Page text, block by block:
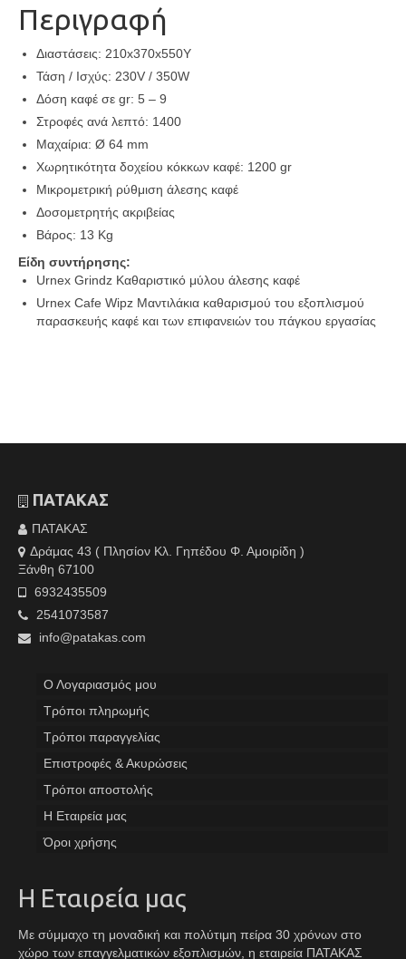
Περιγραφή
Διαστάσεις: 210x370x550Y
Τάση / Ισχύς: 230V / 350W
Δόση καφέ σε gr: 5 – 9
Στροφές ανά λεπτό: 1400
Μαχαίρια: Ø 64 mm
Χωρητικότητα δοχείου κόκκων καφέ: 1200 gr
Μικρομετρική ρύθμιση άλεσης καφέ
Δοσομετρητής ακριβείας
Βάρος: 13 Kg
Είδη συντήρησης:
Urnex Grindz Καθαριστικό μύλου άλεσης καφέ
Urnex Cafe Wipz Μαντιλάκια καθαρισμού του εξοπλισμού
παρασκευής καφέ και των επιφανειών του πάγκου εργασίας
ΠΑΤΑΚΑΣ
ΠΑΤΑΚΑΣ
Δράμας 43 ( Πλησίον Κλ. Γηπέδου Φ. Αμοιρίδη )
Ξάνθη 67100
6932435509
2541073587
info@patakas.com
Ο Λογαριασμός μου
Tρόποι πληρωμής
Τρόποι παραγγελίας
Επιστροφές & Ακυρώσεις
Τρόποι αποστολής
Η Εταιρεία μας
Όροι χρήσης
Η Εταιρεία μας
Με σύμμαχο τη μοναδική και πολύτιμη πείρα 30 χρόνων στο
χώρο των επαγγελματικών εξοπλισμών, η εταιρεία ΠΑΤΑΚΑΣ